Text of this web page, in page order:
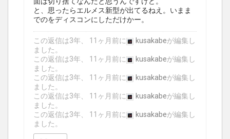
と、思ったらエルメス新型が出てるねえ。いまま
でのをディスコンにしただけかー。
この返信は3年、 11ヶ月前に kusakabeが編集し
ました。
この返信は3年、 11ヶ月前に
kusakabeが編集し
ました。
この返信は3年、 11ヶ月前に
kusakabeが編集し
ました。
この返信は3年、 11ヶ月前に
kusakabeが編集し
ました。
この返信は3年、 11ヶ月前に
kusakabeが編集し
ました。